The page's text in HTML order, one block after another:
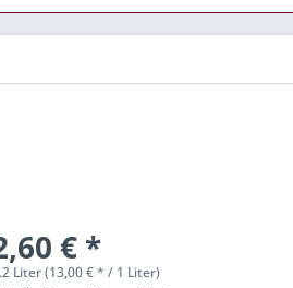
€ *
Liter (13,00 € * / 1 Liter)